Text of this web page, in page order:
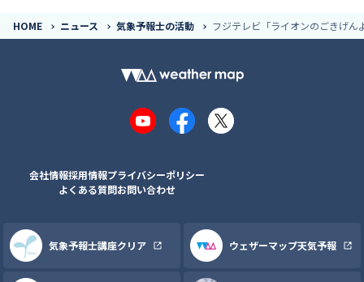
HOME ニュース 気象予報士の活動 フジテレビ「ライオンのごきげ
YouTubeFacebook
X
会社情報採用情報プライバシーポリシー
よくある質問お問い合わせ
気象予報士講座クリア ウェザーマップ天気予報